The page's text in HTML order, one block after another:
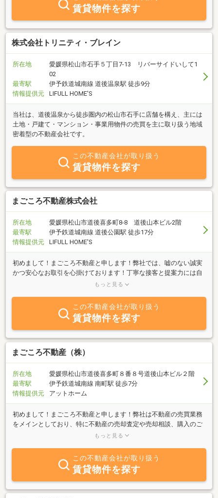
賃貸物件を探す
株式会社トリニティ・ブレイン
所在地
愛媛県松山市石手５丁目7-13 リバーサイドいして1
02
最寄駅
伊予鉄道城南線 道後温泉駅 徒歩9分
情報提供元
LIFULL HOME'S
当社は、道後温泉から徒歩圏内の松山市石手に店舗を構え、主には
土地・戸建て・マンション・事業用物件の売買を主に取り扱う地域
密着型の不動産会社です。
この不動産会社が取り扱う
賃貸物件を探す
まごころ不動産株式会社
所在地
愛媛県松山市道後喜多町8-8 道後山本ビル2階
最寄駅
伊予鉄道城南線 道後公園駅 徒歩17分
情報提供元
LIFULL HOME'S
初めまして！まごころ不動産と申します！弊社では、嘘のない誠実
かつ安心なお取引を心掛けております！丁寧な接客と提案力には自
信がございます！些細なことでも構いませんので、お気軽にお問合
もっと見る
この不動産会社が取り扱う
賃貸物件を探す
まごころ不動産（株）
所在地
愛媛県松山市道後喜多町８番８号道後山本ビル２階
最寄駅
伊予鉄道城南線 南町駅 徒歩7分
情報提供元
アットホーム
初めまして！まごころ不動産と申します！弊社は不動産の売買業務
をメインとしており、特に不動産の売却査定や売却相談、購入のご
相談を得意としております！「不動産屋さんってなんだか怖いな
弊社はそんな業界のイメージを変えていきたいと考えております！
とにかくアットホームで、親切・誠実な不動産屋さんを売りにして
おります！お家を買いたい方、売りたい方は、社名の通りまごころ
込めてご対応させていただきます。何でもお気軽にご相談下さい！
もっと見る
この不動産会社が取り扱う
賃貸物件を探す